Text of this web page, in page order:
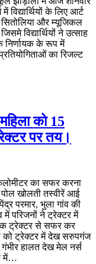
के लिए आर्ट
और म्यूजिकल
विद्यार्थियों ने उत्साह
निर्णायक के रूप में
का रिजल्ट
को 15
पर तय।
का सफर करना
खोलती तस्वीरें आई
परमार, भुला गांव की
में परिजनों ने ट्रेक्टर में
ट्रेक्टर से सफर कर
को ट्रेक्टर में देख सरुपगंज
हालत देख मेल नर्स
में…